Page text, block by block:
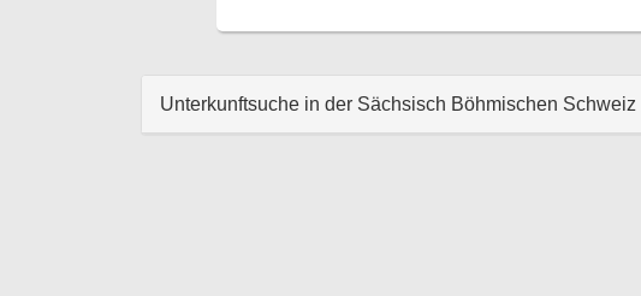
Unterkunftsuche in der Sächsisch Böhmischen